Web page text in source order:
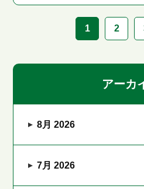
1 2
アーカ
8月 2026
7月 2026